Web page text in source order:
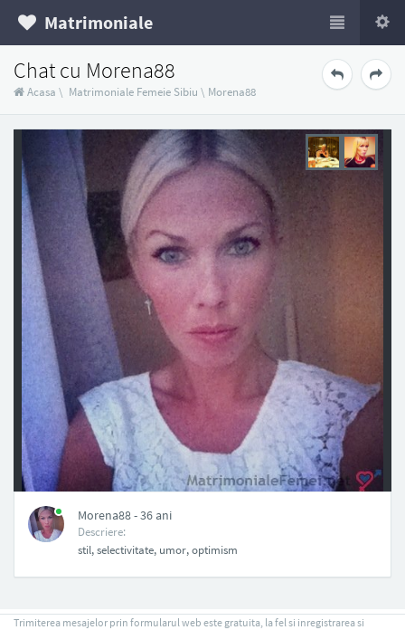
Matrimoniale
Chat cu Morena88
Acasa \ Matrimoniale Femeie Sibiu \ Morena88
NAN
Morena88 - 36 ani
Descriere:
stil, selectivitate, umor, optimism
Trimiterea mesajelor prin formularul web este gratuita, la fel si inregistrarea si